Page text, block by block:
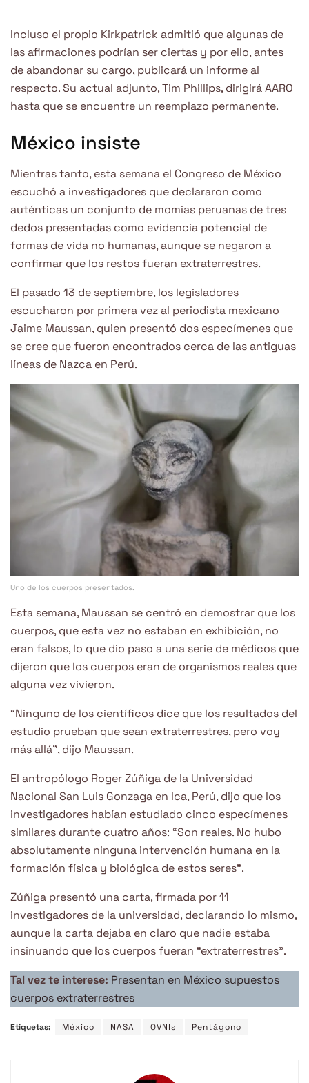
Incluso el propio Kirkpatrick admitió que algunas de
las afirmaciones podrían ser ciertas y por ello, antes
de abandonar su cargo, publicará un informe al
respecto. Su actual adjunto, Tim Phillips, dirigirá AARO
hasta que se encuentre un reemplazo permanente.
México insiste
Mientras tanto, esta semana el Congreso de México
escuchó a investigadores que declararon como
auténticas un conjunto de momias peruanas de tres
dedos presentadas como evidencia potencial de
formas de vida no humanas, aunque se negaron a
confirmar que los restos fueran extraterrestres.
El pasado 13 de septiembre, los legisladores
escucharon por primera vez al periodista mexicano
Jaime Maussan, quien presentó dos especímenes que
se cree que fueron encontrados cerca de las antiguas
líneas de Nazca en Perú.
Uno de los cuerpos presentados.
Esta semana, Maussan se centró en demostrar que los
cuerpos, que esta vez no estaban en exhibición, no
eran falsos, lo que dio paso a una serie de médicos que
dijeron que los cuerpos eran de organismos reales que
alguna vez vivieron.
“Ninguno de los científicos dice que los resultados del
estudio prueban que sean extraterrestres, pero voy
más allá”, dijo Maussan.
El antropólogo Roger Zúñiga de la Universidad
Nacional San Luis Gonzaga en Ica, Perú, dijo que los
investigadores habían estudiado cinco especímenes
similares durante cuatro años: “Son reales. No hubo
absolutamente ninguna intervención humana en la
formación física y biológica de estos seres”.
Zúñiga presentó una carta, firmada por 11
investigadores de la universidad, declarando lo mismo,
aunque la carta dejaba en claro que nadie estaba
insinuando que los cuerpos fueran “extraterrestres”.
Tal vez te interese: Presentan en México supuestos
cuerpos extraterrestres
Etiquetas: México NASA OVNIs Pentágono